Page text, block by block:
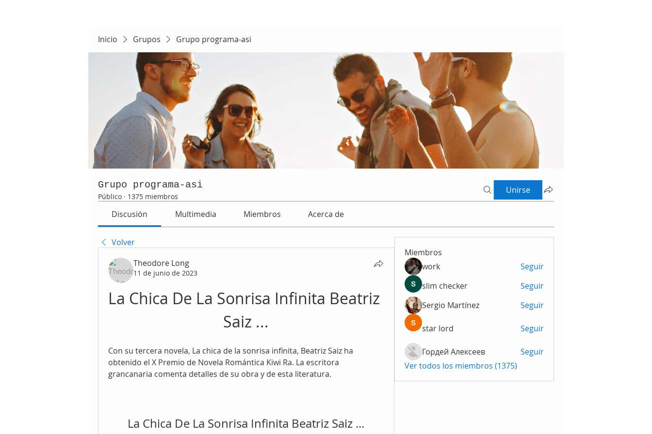
Inicio Grupos Grupo programa-asi
Grupo programa-asi
Público · 1375 miembros
Unirse
Discusión Multimedia Miembros Acerca de
Volver
Theodore Long
11 de junio de 2023
La Chica De La Sonrisa Infinita Beatriz
Saiz ...
Con su tercera novela, La chica de la sonrisa infinita, Beatriz Saiz ha
obtenido el X Premio de Novela Romántica Kiwi Ra. La escritora
grancanaria comenta detalles de su obra y de esta literatura.
La Chica De La Sonrisa Infinita Beatriz Saiz ...
Miembros
work
Seguir
slim checker
Seguir
Sergio Martínez
Seguir
star lord Seguir
Гордей Алексеев
Seguir
Ver todos los miembros (1375)